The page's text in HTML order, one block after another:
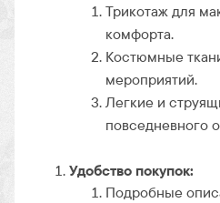
Трикотаж для
комфорта.
Костюмные
мероприятий.
Легкие и
повседневного
Удобство покупок:
Подробные